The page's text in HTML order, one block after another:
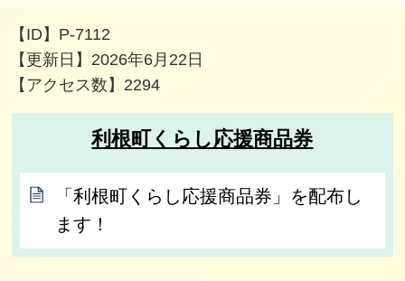
【ID】 P-7112
【更新日】 2026年6月22日
【アクセス数】 2294
利根町くらし応援商品券
「利根町くらし応援商品券」を配布し
ます！